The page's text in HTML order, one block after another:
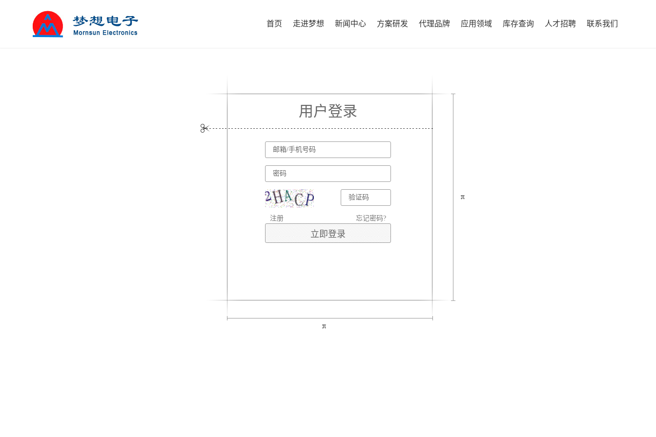
首页 走进梦想 新闻中心 方案研发 代理品牌 应用领域 库存查询 人才招聘 联系我们
用户登录
注册 忘记密码?